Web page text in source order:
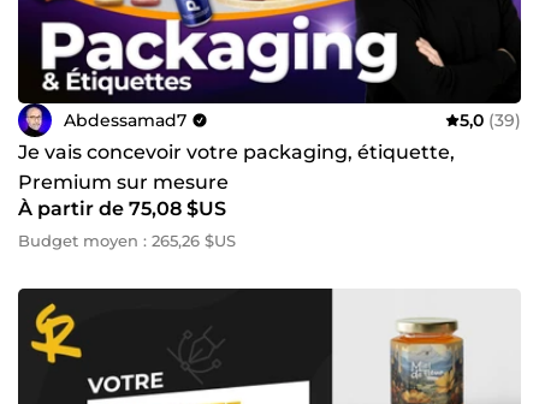
Abdessamad7 5,0 (39)
Je vais concevoir votre packaging, étiquette,
Premium sur mesure
À partir de 75,08 $US
Budget moyen : 265,26 $US